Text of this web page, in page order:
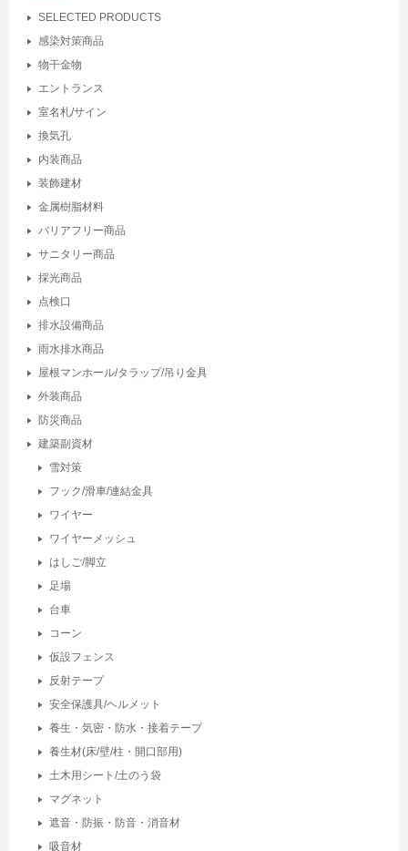
SELECTED PRODUCTS
感染対策商品
物干金物
エントランス
室名札/サイン
換気孔
内装商品
装飾建材
金属樹脂材料
バリアフリー商品
サニタリー商品
採光商品
点検口
排水設備商品
雨水排水商品
屋根マンホール/タラップ/吊り金具
外装商品
防災商品
建築副資材
雪対策
フック/滑車/連結金具
ワイヤー
ワイヤーメッシュ
はしご/脚立
足場
台車
コーン
仮設フェンス
反射テープ
安全保護具/ヘルメット
養生・気密・防水・接着テープ
養生材(床/壁/柱・開口部用)
土木用シート/土のう袋
マグネット
遮音・防振・防音・消音材
吸音材